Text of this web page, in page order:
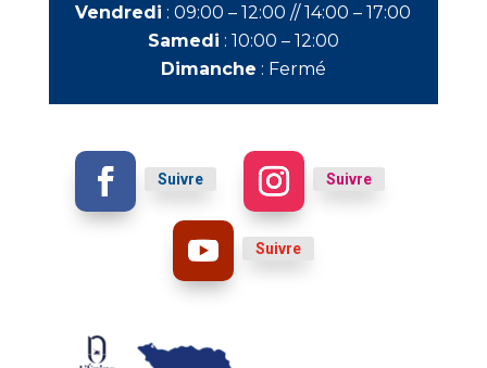
Vendredi :09:00 – 12:00 //14:00 – 17:00
Samedi : 10:00 – 12:00
Dimanche : Fermé
Suivre Suivre
Suivre